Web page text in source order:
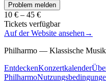
Problem melden
10 € – 45 €
Tickets verfügbar
Auf der Website ansehen →
Philharmo — Klassische
EntdeckenKonzertkalender
Philharmo